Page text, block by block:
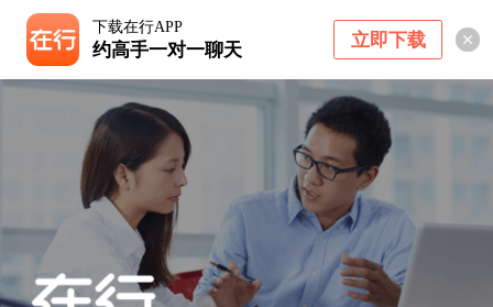
下载在行APP
约高手一对一聊天 立即下载